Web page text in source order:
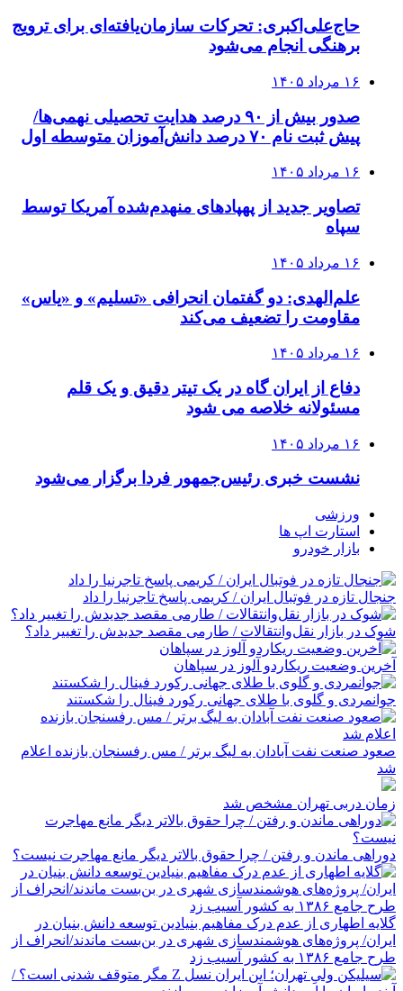
حاج‌علی‌اکبری: تحرکات سازمان‌یافته‌ای برای ترویج
برهنگی انجام می‌شود
۱۶ مرداد ۱۴۰۵
صدور بیش از ۹۰ درصد هدایت تحصیلی نهمی‌ها/
پیش ثبت نام ۷۰ درصد دانش‌آموزان متوسطه اول
۱۶ مرداد ۱۴۰۵
تصاویر جدید از پهپادهای منهدم‌شده آمریکا توسط
سپاه
۱۶ مرداد ۱۴۰۵
علم‌الهدی: دو گفتمان انحرافی «تسلیم» و «یاس»
مقاومت را تضعیف می‌کند
۱۶ مرداد ۱۴۰۵
دفاع از ایران گاه در یک تیتر دقیق و یک قلم
مسئولانه خلاصه می شود
۱۶ مرداد ۱۴۰۵
نشست خبری رئیس‌جمهور فردا برگزار می‌شود
ورزشی
استارت اپ ها
بازار خودرو
جنجال تازه در فوتبال ایران / کریمی پاسخ تاجرنیا را داد
شوک در بازار نقل‌وانتقالات / طارمی مقصد جدیدش را تغییر داد؟
آخرین وضعیت ریکاردو آلوز در سپاهان
جوانمردی و گلوی با طلای جهانی رکورد فینال را شکستند
صعود صنعت نفت آبادان به لیگ برتر / مس رفسنجان بازنده اعلام
شد
زمان دربی تهران مشخص شد
دوراهی ماندن و رفتن / چرا حقوق بالاتر دیگر مانع مهاجرت نیست؟
گلایه اطهاری از عدم درک مفاهیم بنیادین توسعه دانش بنیان در
ایران/ پروژه‌های هوشمندسازی شهری در بن‌بست ماندند/انحراف از
طرح جامع ۱۳۸۶ به کشور آسیب زد